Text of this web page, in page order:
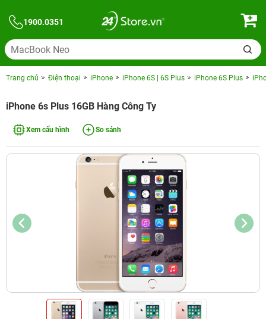
1900.0351
Trang chủ Điện thoại iPhone iPhone 6S | 6S Plus iPhone 6S Plus
iPhone 6s Plus 16GB Hàng Công Ty
Xem cấu hình So sánh